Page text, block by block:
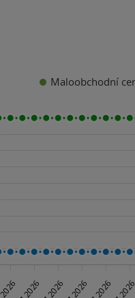
Maloobchodní